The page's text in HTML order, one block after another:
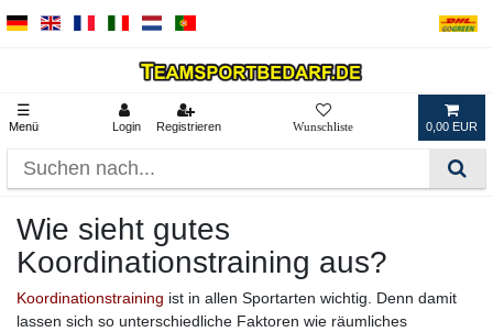
☰
Menü Login Registrieren 0,00 EUR
Wie sieht gutes
Koordinationstraining aus?
Koordinationstraining ist in allen Sportarten wichtig. Denn damit
lassen sich so unterschiedliche Faktoren wie räumliches